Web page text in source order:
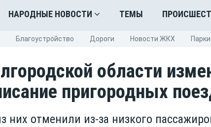
НАРОДНЫЕ НОВОСТИ ТЕМЫ
Благоустройство Дороги Новости ЖКХ
области
пригородных
них отменили из-за низкого